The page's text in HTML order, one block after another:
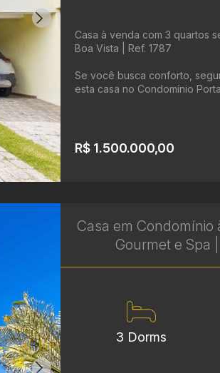
Casa à venda com 3 quartos
Boa Vista | Ref. 1787
Se você busca conforto,
esta casa no Condomínio
R$ 1.500.000,00
Casa em Condomínio
Gourmet e Spa
3 Dorms